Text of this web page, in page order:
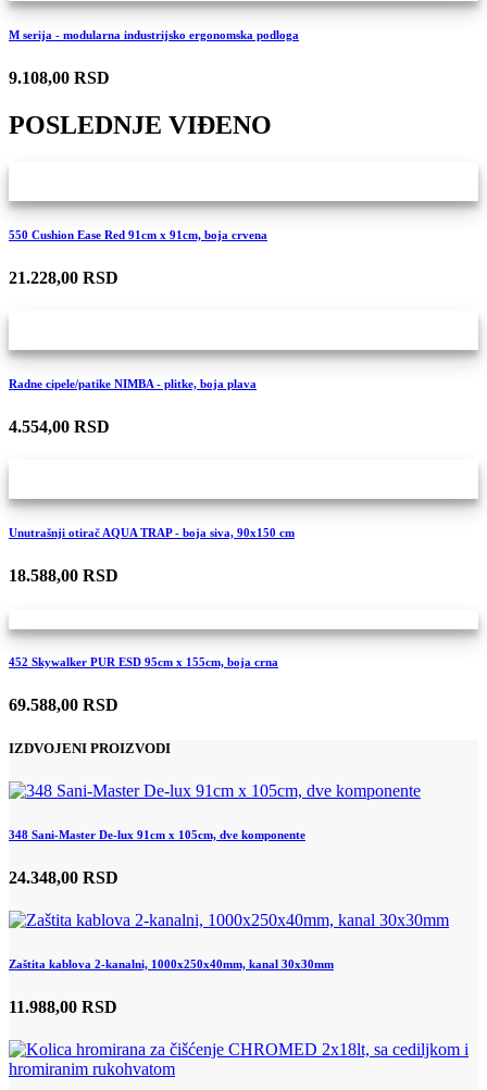
M serija - modularna industrijsko ergonomska podloga
9.108,00 RSD
POSLEDNJE VIĐENO
550 Cushion Ease Red 91cm x 91cm, boja crvena
21.228,00 RSD
Radne cipele/patike NIMBA - plitke, boja plava
4.554,00 RSD
Unutrašnji otirač AQUA TRAP - boja siva, 90x150 cm
18.588,00 RSD
452 Skywalker PUR ESD 95cm x 155cm, boja crna
69.588,00 RSD
IZDVOJENI PROIZVODI
348 Sani-Master De-lux 91cm x 105cm, dve komponente
24.348,00 RSD
Zaštita kablova 2-kanalni, 1000x250x40mm, kanal 30x30mm
11.988,00 RSD